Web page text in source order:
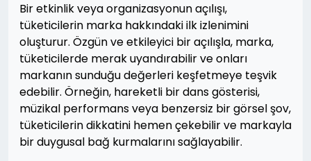
Bir etkinlik veya organizasyonun açılışı,
tüketicilerin marka hakkındaki ilk izlenimini
oluşturur. Özgün ve etkileyici bir açılışla, marka,
tüketicilerde merak uyandırabilir ve onları
markanın sunduğu değerleri keşfetmeye teşvik
edebilir. Örneğin, hareketli bir dans gösterisi,
müzikal performans veya benzersiz bir görsel şov,
tüketicilerin dikkatini hemen çekebilir ve markayla
bir duygusal bağ kurmalarını sağlayabilir.